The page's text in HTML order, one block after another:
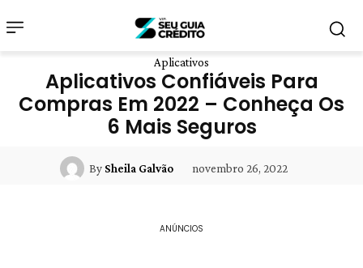
Aplicativos
Aplicativos Confiáveis Para
Compras Em 2022 – Conheça Os
6 Mais Seguros
By Sheila Galvão novembro 26, 2022
ANÚNCIOS